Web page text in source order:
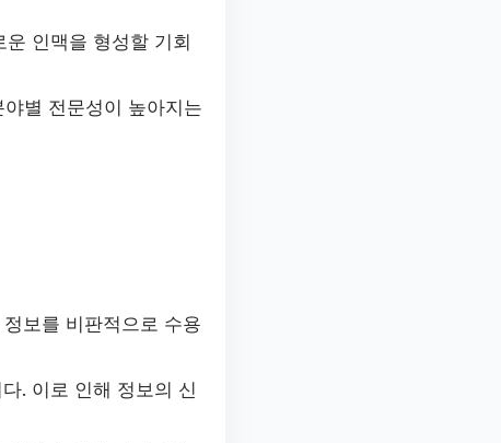
인맥을 형성할 기회
별 전문성이 높아지는
보를 비판적으로 수용
. 이로 인해 정보의 신